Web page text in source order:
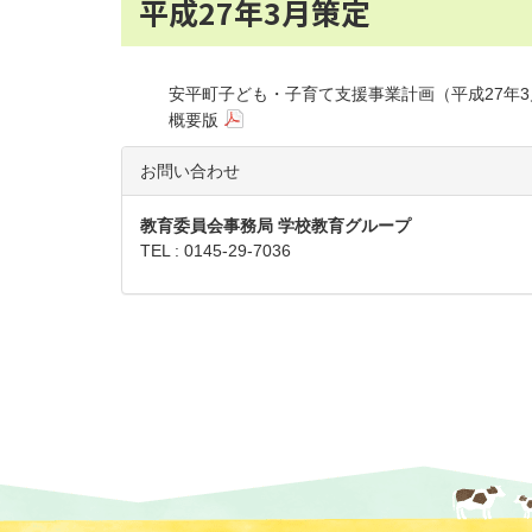
平成27年3月策定
安平町子ども・子育て支援事業計画（平成27年
概要版
お問い合わせ
教育委員会事務局 学校教育グループ
TEL : 0145-29-7036